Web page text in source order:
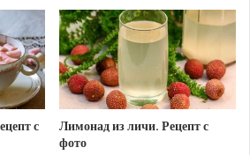
с
Лимонад из личи. Рецепт с
фото